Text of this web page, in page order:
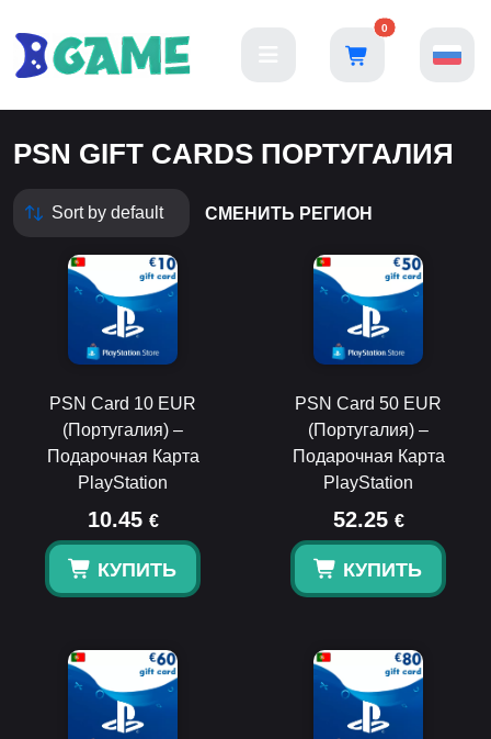
0
PSN GIFT CARDS ПОРТУГАЛИЯ
СМЕНИТЬ РЕГИОН
PSN Card 10 EUR
(Португалия) –
Подарочная Карта
PlayStation
10.45 €
КУПИТЬ
PSN Card 50 EUR
(Португалия) –
Подарочная Карта
PlayStation
52.25 €
КУПИТЬ